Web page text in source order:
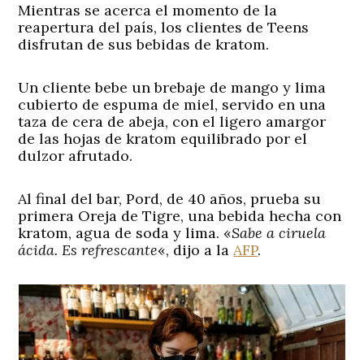
Mientras se acerca el momento de la
reapertura del país, los clientes de Teens
disfrutan de sus bebidas de kratom.
Un cliente bebe un brebaje de mango y lima
cubierto de espuma de miel, servido en una
taza de cera de abeja, con el ligero amargor
de las hojas de kratom equilibrado por el
dulzor afrutado.
Al final del bar, Pord, de 40 años, prueba su
primera Oreja de Tigre, una bebida hecha con
kratom, agua de soda y lima. «Sabe a ciruela
ácida. Es refrescante«, dijo a laAFP.